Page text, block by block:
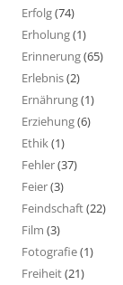
Erfolg(74)
Erholung(1)
Erinnerung(65)
Erlebnis(2)
Ernährung(1)
Erziehung(6)
Ethik(1)
Fehler(37)
Feier(3)
Feindschaft(22)
Film (3)
Fotografie(1)
Freiheit(21)